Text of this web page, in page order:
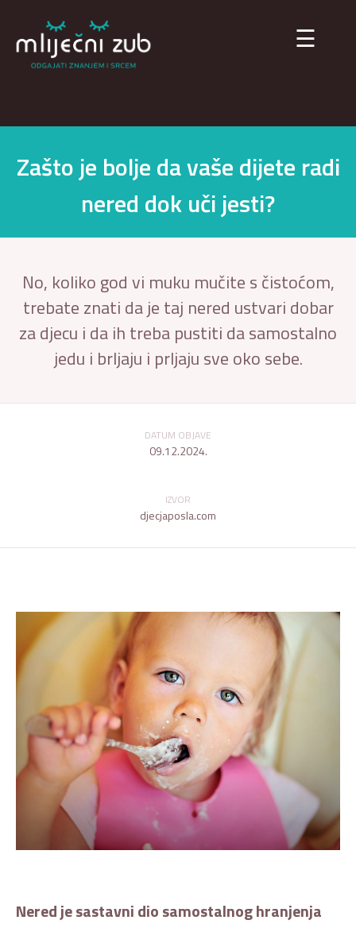
×
☰
Zašto je bolje da vaše dijete radi
nered dok uči jesti?
No, koliko god vi muku mučite s čistoćom,
trebate znati da je taj nered ustvari dobar
za djecu i da ih treba pustiti da samostalno
jedu i brljaju i prljaju sve oko sebe.
DATUM OBJAVE
09.12.2024.
IZVOR
djecjaposla.com
Nered je sastavni dio samostalnog hranjenja